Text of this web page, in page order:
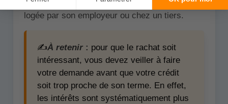
sa résidence principale ou par une personne
logée par son employeur ou chez un tiers.
✍️À retenir : pour que le rachat soit
intéressant, vous devez veiller à faire
votre demande avant que votre crédit
soit trop proche de son terme. En effet,
les intérêts sont systématiquement plus